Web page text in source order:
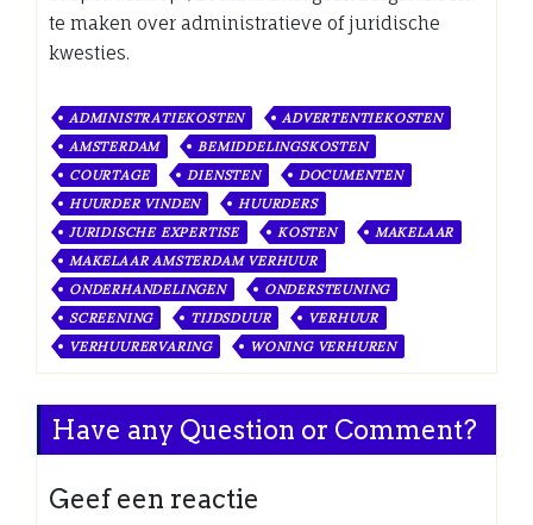
te maken over administratieve of juridische
kwesties.
ADMINISTRATIEKOSTEN
ADVERTENTIEKOSTEN
AMSTERDAM
BEMIDDELINGSKOSTEN
COURTAGE
DIENSTEN
DOCUMENTEN
HUURDER VINDEN
HUURDERS
JURIDISCHE EXPERTISE
KOSTEN
MAKELAAR
MAKELAAR AMSTERDAM VERHUUR
ONDERHANDELINGEN
ONDERSTEUNING
SCREENING
TIJDSDUUR
VERHUUR
VERHUURERVARING
WONING VERHUREN
Have any Question or Comment?
Geef een reactie